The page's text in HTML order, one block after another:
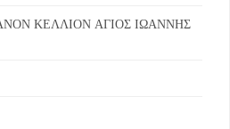
ΚΕΛΛΙΟΝ ΑΓΙΟΣ ΙΩΑΝΝΗΣ